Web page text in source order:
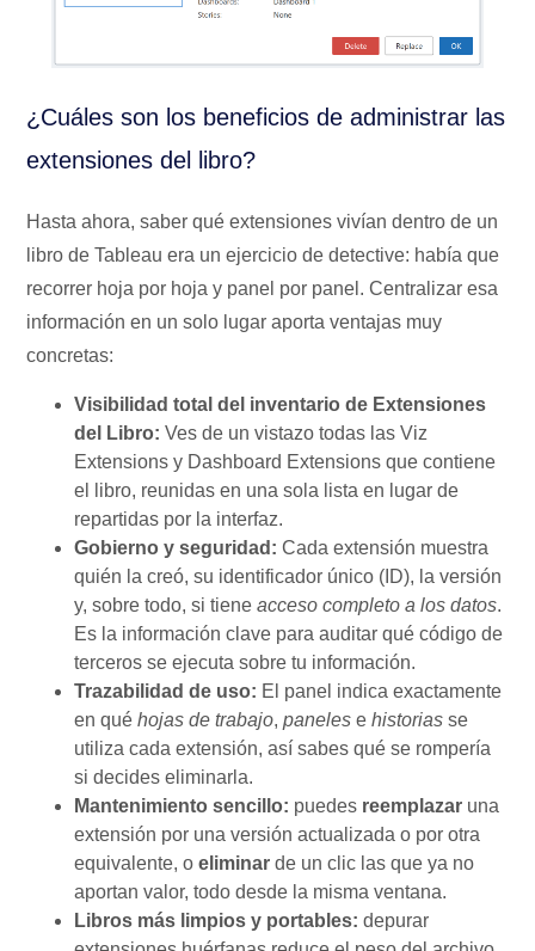
¿Cuáles son los beneficios de administrar las
extensiones del libro?
Hasta ahora, saber qué extensiones vivían dentro de un
libro de Tableau era un ejercicio de detective: había que
recorrer hoja por hoja y panel por panel. Centralizar esa
información en un solo lugar aporta ventajas muy
concretas:
Visibilidad total del inventario de Extensiones
del Libro: Ves de un vistazo todas las Viz
Extensions y Dashboard Extensions que contiene
el libro, reunidas en una sola lista en lugar de
repartidas por la interfaz.
Gobierno y seguridad: Cada extensión muestra
quién la creó, su identificador único (ID), la versión
y, sobre todo, si tieneacceso completo a los datos.
Es la información clave para auditar qué código de
terceros se ejecuta sobre tu información.
Trazabilidad de uso: El panel indica exactamente
en quéhojas de trabajo,paneles ehistorias se
utiliza cada extensión, así sabes qué se rompería
si decides eliminarla.
Mantenimiento sencillo: puedes reemplazar una
extensión por una versión actualizada o por otra
equivalente, oeliminar de un clic las que ya no
aportan valor, todo desde la misma ventana.
Libros más limpios y portables: depurar